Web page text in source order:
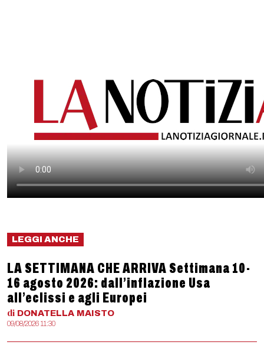
LEGGI ANCHE
LA SETTIMANA CHE ARRIVA Settimana 10-
16 agosto 2026: dall’inflazione Usa
all’eclissi e agli Europei
di DONATELLA MAISTO
09/08/2026 11:30